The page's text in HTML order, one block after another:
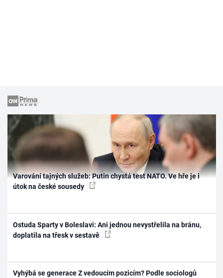
Varování tajných služeb: Putin chystá test NATO. Ve hře je i
útok na české sousedy
Ostuda Sparty v Boleslavi: Ani jednou nevystřelila na bránu,
doplatila na třesk v sestavě
Vyhýbá se generace Z vedoucím pozicím? Podle sociologů